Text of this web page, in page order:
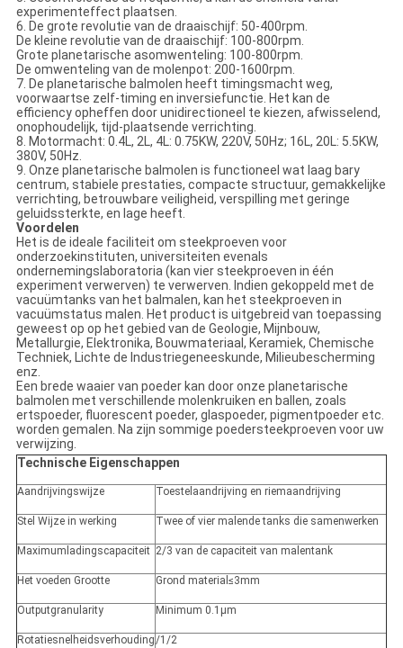
experimenteffect plaatsen.
6. De grote revolutie van de draaischijf: 50-400rpm.
De kleine revolutie van de draaischijf: 100-800rpm.
Grote planetarische asomwenteling: 100-800rpm.
De omwenteling van de molenpot: 200-1600rpm.
7. De planetarische balmolen heeft timingsmacht weg,
voorwaartse zelf-timing en inversiefunctie. Het kan de
efficiency opheffen door unidirectioneel te kiezen, afwisselend,
onophoudelijk, tijd-plaatsende verrichting.
8. Motormacht: 0.4L, 2L, 4L: 0.75KW, 220V, 50Hz; 16L, 20L: 5.5KW,
380V, 50Hz.
9. Onze planetarische balmolen is functioneel wat laag bary
centrum, stabiele prestaties, compacte structuur, gemakkelijke
verrichting, betrouwbare veiligheid, verspilling met geringe
geluidssterkte, en lage heeft.
Voordelen
Het is de ideale faciliteit om steekproeven voor
onderzoekinstituten, universiteiten evenals
ondernemingslaboratoria (kan vier steekproeven in één
experiment verwerven) te verwerven. Indien gekoppeld met de
vacuümtanks van het balmalen, kan het steekproeven in
vacuümstatus malen. Het product is uitgebreid van toepassing
geweest op op het gebied van de Geologie, Mijnbouw,
Metallurgie, Elektronika, Bouwmateriaal, Keramiek, Chemische
Techniek, Lichte de Industriegeneeskunde, Milieubescherming
enz.
Een brede waaier van poeder kan door onze planetarische
balmolen met verschillende molenkruiken en ballen, zoals
ertspoeder, fluorescent poeder, glaspoeder, pigmentpoeder etc.
worden gemalen. Na zijn sommige poedersteekproeven voor uw
verwijzing.
Technische Eigenschappen
Aandrijvingswijze Toestelaandrijving en riemaandrijving
Stel Wijze in werking Twee of vier malende tanks die samenwerken
Maximumladingscapaciteit 2/3 van de capaciteit van malentank
Het voeden Grootte Grond material≤3mm
Outputgranularity Minimum 0.1μm
Rotatiesnelheidsverhouding/1/2